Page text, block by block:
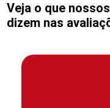
Veja o que
dizem nas